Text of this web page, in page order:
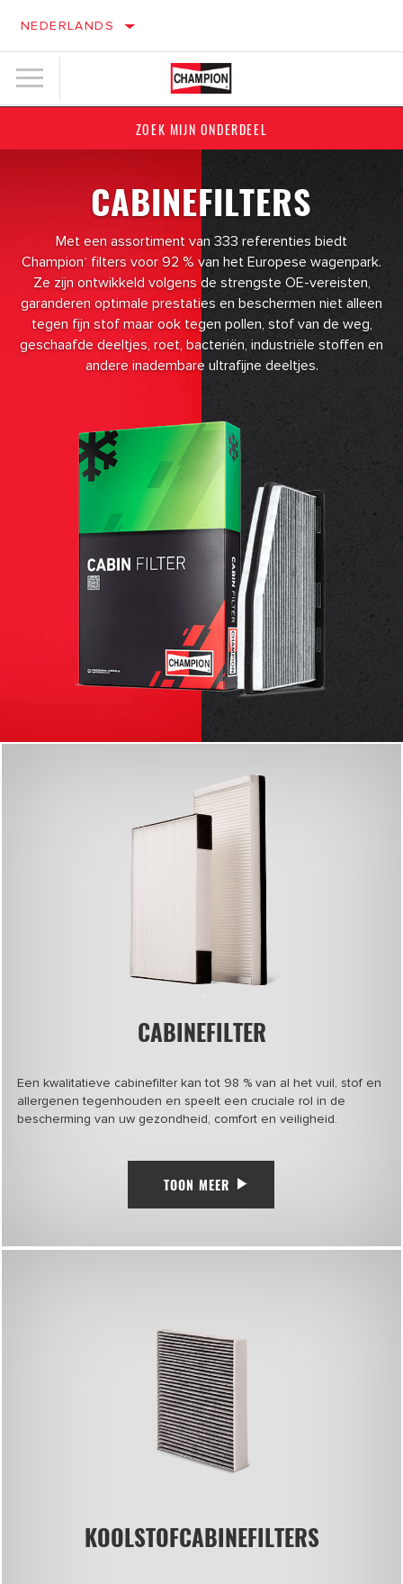
NEDERLANDS
ZOEK MIJN ONDERDEEL
CABINEFILTERS
Met een assortiment van 333 referenties biedt
Champion®
filters voor 92 % van het Europese wagenpark.
Ze zijn ontwikkeld volgens de strengste OE-vereisten,
garanderen optimale prestaties en beschermen niet alleen
tegen fijn stof maar ook tegen pollen, stof van de weg,
geschaafde deeltjes, roet, bacteriën, industriële stoffen en
andere inadembare ultrafijne deeltjes.
CABINEFILTER
Een kwalitatieve cabinefilter kan tot 98 % van al het vuil, stof en
allergenen tegenhouden en speelt een cruciale rol in de
bescherming van uw gezondheid, comfort en veiligheid.
TOON MEER
KOOLSTOFCABINEFILTERS